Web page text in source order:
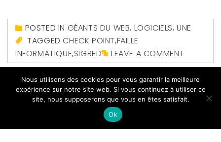
POSTED IN GÉANTS DU WEB, LOGICIELS,UNE
TAGGEDCHECK POINT,FAILLE
INFORMATIQUE,SIGRED LEAVE A COMMENT
Nous utilisons des cookies pour vous garantir la meilleure
expérience sur notre site web. Si vous continuez à utiliser ce
site, nous supposerons que vous en êtes satisfait.
Ok